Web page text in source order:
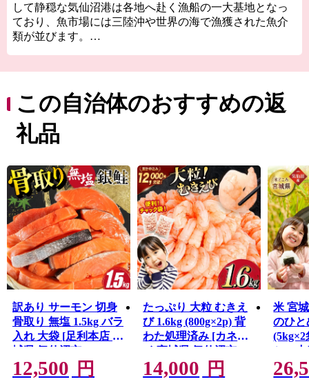
して静穏な気仙沼港は各地へ赴く漁船の一大基地となっ
ており、魚市場には三陸沖や世界の海で漁獲された魚介
類が並びます。
人気の気仙沼ホルモンなどがあり、美食の街としての一
面も持っています。
東日本大震災では大きな被害を受けましたが、温かい御
支援により一歩ずつ復興の道を歩んでいます。「世界と
い。
この自治体のおすすめの返
礼品
訳あり サーモン 切身
骨取り 無塩 1.5kg バラ
入れ 大袋 [足利本店 宮
城県 気仙沼市
20564101] 魚 魚介類 サ
ーモン 冷凍 鮭 海鮮 魚
12,500 円
たっぷり 大粒 むきえ
び 1.6kg (800g×2p) 背
わた処理済み [カネダ
イ 宮城県 気仙沼市
20564351] えび 冷凍 剥
き海老 むきエビ 海鮮
14,000 円
米 宮
のひと
シュ
気仙沼
とめぼ